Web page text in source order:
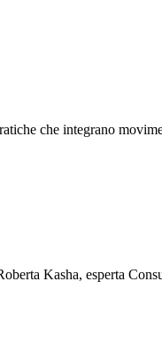
che integrano
Kasha, esperta